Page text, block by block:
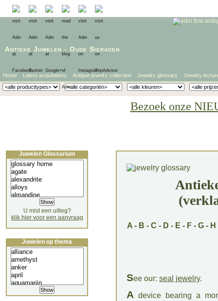
Antieke Juwelen - Oude Sieraden
Home Latest acquisitions Antique jewelry collection Jewelry glossary Jewelry
Bezoek onze
A - B - C - D - E - F - G - H
See our: seal jewelry.
A device bearing a
Juwelen Glossarium
U mist een uitleg?
klik hier voor een aanvraag
Juwelen op thema